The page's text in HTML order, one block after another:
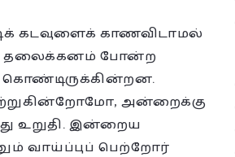
கடவுளைக் காணவிடாமல்
தலைக்கனம் போன்ற
கொண்டிருக்கின்றன.
அன்றைக்கு
உறுதி. இன்றைய
வாய்ப்புப் பெற்றோர்